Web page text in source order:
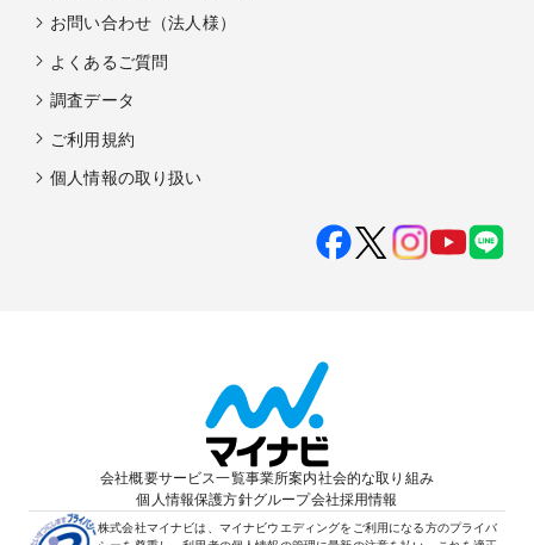
お問い合わせ（法人様）
よくあるご質問
調査データ
ご利用規約
個人情報の取り扱い
会社概要サービス一覧事業所案内社会的な取り組み
個人情報保護方針グループ会社採用情報
株式会社マイナビは、マイナビウエディングをご利用になる方のプライバ